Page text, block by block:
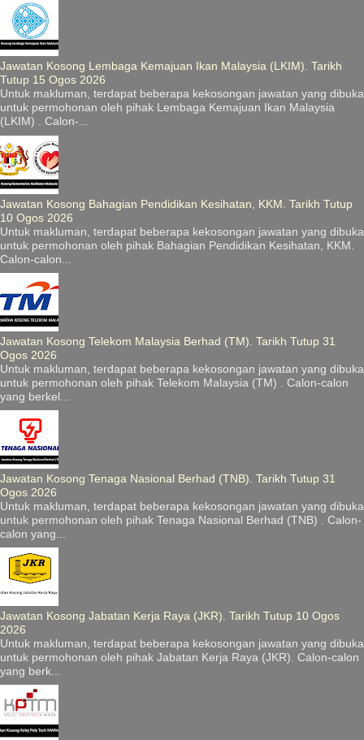
Jawatan Kosong Lembaga Kemajuan Ikan Malaysia (LKIM). Tarikh
Tutup 15 Ogos 2026
Untuk makluman, terdapat beberapa kekosongan jawatan yang dibuka
untuk permohonan oleh pihak Lembaga Kemajuan Ikan Malaysia
(LKIM) . Calon-...
Jawatan Kosong Bahagian Pendidikan Kesihatan, KKM. Tarikh Tutup
10 Ogos 2026
Untuk makluman, terdapat beberapa kekosongan jawatan yang dibuka
untuk permohonan oleh pihak Bahagian Pendidikan Kesihatan, KKM.
Calon-calon...
Jawatan Kosong Telekom Malaysia Berhad (TM). Tarikh Tutup 31
Ogos 2026
Untuk makluman, terdapat beberapa kekosongan jawatan yang dibuka
untuk permohonan oleh pihak Telekom Malaysia (TM) . Calon-calon
yang berkel...
Jawatan Kosong Tenaga Nasional Berhad (TNB). Tarikh Tutup 31
Ogos 2026
Untuk makluman, terdapat beberapa kekosongan jawatan yang dibuka
untuk permohonan oleh pihak Tenaga Nasional Berhad (TNB) . Calon-
calon yang...
Jawatan Kosong Jabatan Kerja Raya (JKR). Tarikh Tutup 10 Ogos
2026
Untuk makluman, terdapat beberapa kekosongan jawatan yang dibuka
untuk permohonan oleh pihak Jabatan Kerja Raya (JKR). Calon-calon
yang berk...